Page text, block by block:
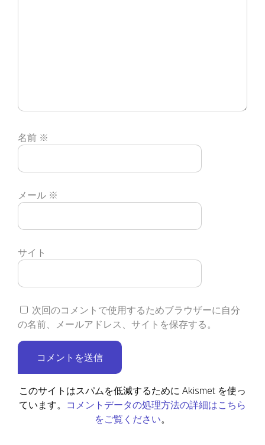
名前 ※
メール ※
サイト
次回のコメントで使用するためブラウザーに自分
の名前、メールアドレス、サイトを保存する。
このサイトはスパムを低減するために Akismet を使っ
ています。 コメントデータの処理方法の詳細はこちら
をご覧ください。